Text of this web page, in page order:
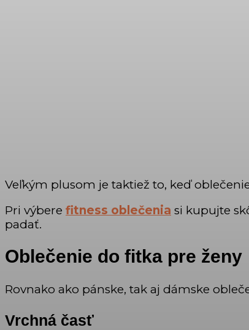
Veľkým plusom je taktiež to, keď
Pri výbere fitness oblečenia si kupujte
padať.
Oblečenie do fitka pre ženy
Rovnako ako pánske, tak aj dámske
Vrchná časť